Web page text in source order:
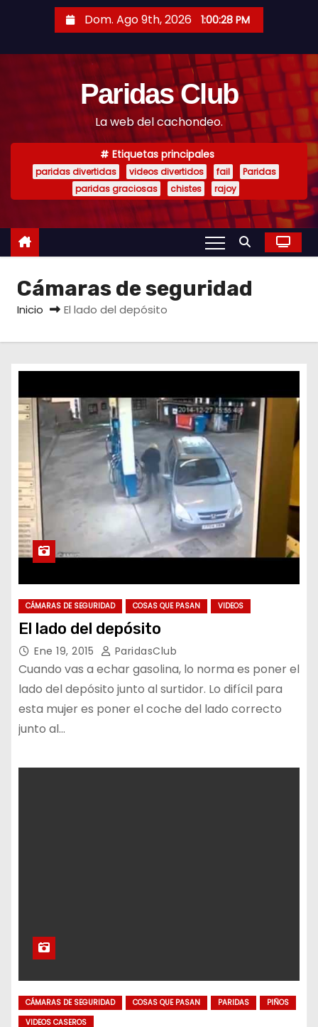
t
Dom. Ago 9th, 2026 1:00:29 PM
Paridas Club
La web del cachondeo.
Etiquetas principales
paridas divertidas videos divertidos fail
Paridas
paridas graciosas
chistes rajoy
Cámaras de seguridad
Inicio El lado del depósito
CÁMARAS DE SEGURIDAD COSAS QUE PASAN VIDEOS
El lado del depósito
Ene 19, 2015 ParidasClub
Cuando vas a echar gasolina, lo norma es poner el
lado del depósito junto al surtidor. Lo difícil para
esta mujer es poner el coche del lado correcto
junto al…
CÁMARAS DE SEGURIDAD COSAS QUE PASAN PARIDAS
PIÑOS
VIDEOS CASEROS